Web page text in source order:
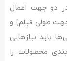
دو جهت اعمال
طولی فیلم) و
باید نیازهایی
محصولات را